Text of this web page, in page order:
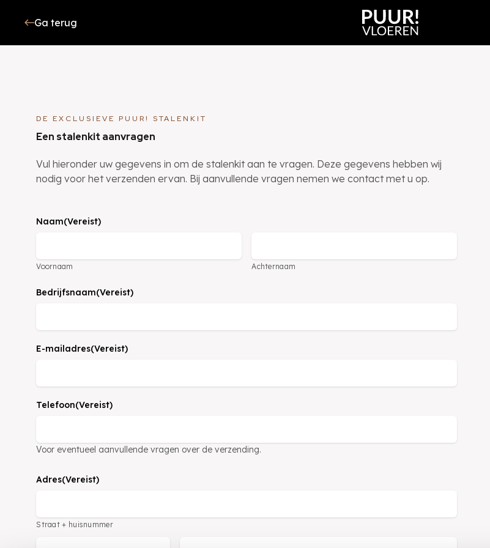
Ga terug
DE EXCLUSIEVE PUUR! STALENKIT
Een stalenkit aanvragen
Vul hieronder uw gegevens in om de stalenkit aan te vragen. Deze gegevens hebben wij
nodig voor het verzenden ervan. Bij aanvullende vragen nemen we contact met u op.
Naam(Vereist)
Voornaam Achternaam
Bedrijfsnaam(Vereist)
E-mailadres(Vereist)
Telefoon(Vereist)
Voor eventueel aanvullende vragen over de verzending.
Adres(Vereist)
Straat + huisnummer